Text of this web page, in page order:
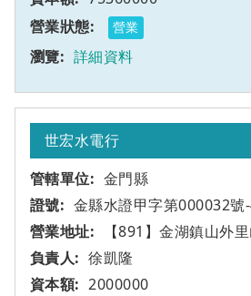
營業
詳細資料
世宏水電行
金門縣
金縣水證甲字第000032號
【891】金湖鎮山外
徐凱隆
2000000